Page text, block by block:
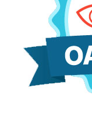
nivel
nacional,
entre
las